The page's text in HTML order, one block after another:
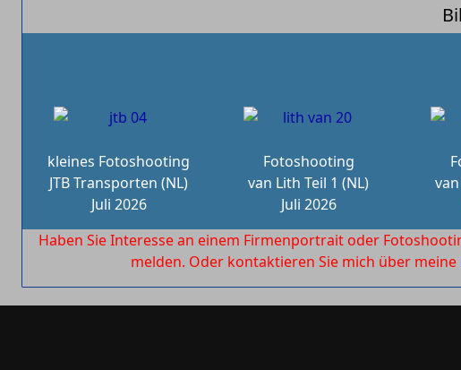
kleines Fotoshooting
JTB Transporten (NL)
Juli 2026
Fotoshooting
van Lith Teil 1 (NL)
Juli 2026
Haben Sie Interesse an einem Firmenportrait oder
melden. Oder kontaktieren Sie mich über meine